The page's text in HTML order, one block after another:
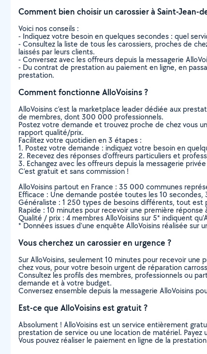
Comment bien choisir un carossier à Saint-Jean-
Voici nos conseils :
- Indiquez votre besoin en quelques secondes : quel
- Consultez la liste de tous les carossiers, proches de
laissés par leurs clients.
- Conversez avec les offreurs depuis la messagerie
- Du contrat de prestation au paiement en ligne, en
prestation.
Comment fonctionne AlloVoisins ?
AlloVoisins c’est la marketplace leader dédiée aux
de membres, dont 300 000 professionnels.
Postez votre demande et trouvez proche de chez vous
rapport qualité/prix.
Facilitez votre quotidien en 3 étapes :
1. Postez votre demande : indiquez votre besoin en
2. Recevez des réponses d’offreurs particuliers et
3. Echangez avec les offreurs depuis la messagerie
C’est gratuit et sans commission !
AlloVoisins partout en France : 35 000 communes
Efficace : Une demande postée toutes les 10
Généraliste : 1 250 types de besoins différents, tout est
Rapide : 10 minutes pour recevoir une première réponse
Qualité / prix : 4 membres AlloVoisins sur 5* indiquent
* Données issues d’une enquête AlloVoisins réalisée
Vous cherchez un carossier en urgence ?
Sur AlloVoisins, seulement 10 minutes pour recevoir
chez vous, pour votre besoin urgent de réparation
Consultez les profils des membres, professionnels ou
demande et à votre budget.
Conversez ensemble depuis la messagerie AlloVoisins
Est-ce que AlloVoisins est gratuit ?
Absolument ! AlloVoisins est un service entièrement
prestation de service ou une location de matériel.
Vous pouvez réaliser le paiement en ligne de la